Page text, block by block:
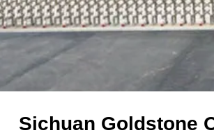
Sichuan Goldstone